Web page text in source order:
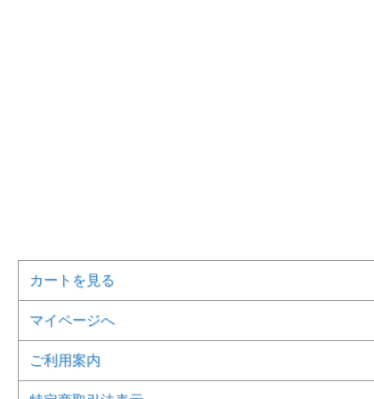
カートを見る
マイページへ
ご利用案内